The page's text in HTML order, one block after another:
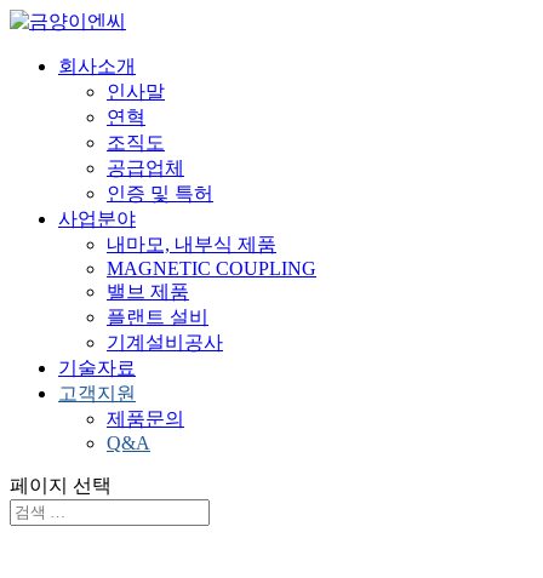
회사소개
인사말
연혁
조직도
공급업체
인증 및 특허
사업분야
내마모, 내부식 제품
MAGNETIC COUPLING
밸브 제품
플랜트 설비
기계설비공사
기술자료
고객지원
제품문의
Q&A
페이지 선택